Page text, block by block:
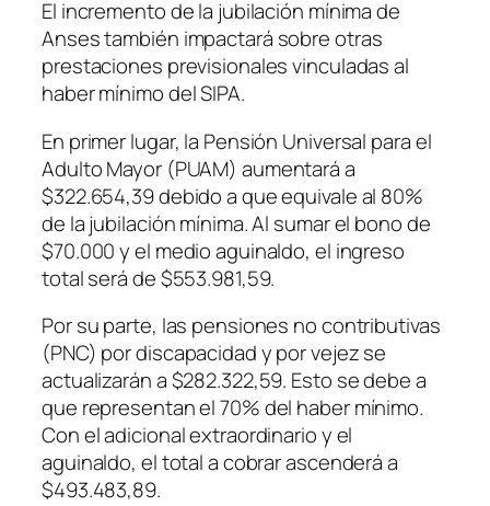
El incremento de la jubilación mínima de
Anses también impactará sobre otras
prestaciones previsionales vinculadas al
haber mínimo del SIPA.
En primer lugar, la Pensión Universal para el
Adulto Mayor (PUAM) aumentará a
$322.654,39 debido a que equivale al 80%
de la jubilación mínima. Al sumar el bono de
$70.000 y el medio aguinaldo, el ingreso
total será de $553.981,59.
Por su parte, las pensiones no contributivas
(PNC) por discapacidad y por vejez se
actualizarán a $282.322,59. Esto se debe a
que representan el 70% del haber mínimo.
Con el adicional extraordinario y el
aguinaldo, el total a cobrar ascenderá a
$493.483,89.